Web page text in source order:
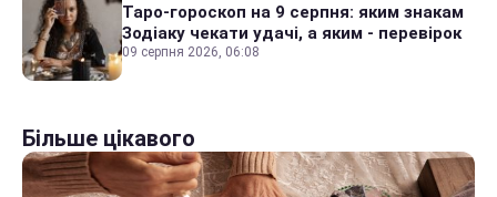
Таро-гороскоп на 9 серпня: яким знакам
Зодіаку чекати удачі, а яким - перевірок
09 серпня 2026, 06:08
Більше цікавого